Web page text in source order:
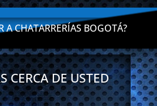
A CHATARRERÍAS BOGOTÁ?
CERCA DE USTED